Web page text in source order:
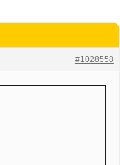
#1028558